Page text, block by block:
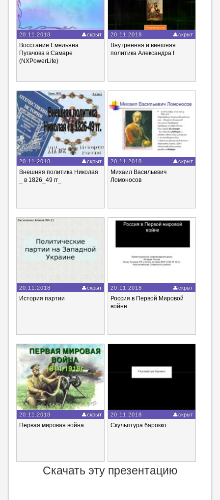
20.11.2018 скрыт
Восстание Емельяна
Пугачова в Самаре
(NXPowerLite)
20.11.2018 скрыт
Внутренняя и внешняя
политика Александра I
20.11.2018 скрыт
Внешняя политика Николая
_ в 1826_49 гг_
20.11.2018 скрыт
Михаил Васильевич
Ломоносов
20.11.2018 скрыт
История партии
20.11.2018 скрыт
Россия в Первой Мировой
войне
20.11.2018 скрыт
Первая мировая война
20.11.2018 скрыт
Скульптура барокко
Скачать эту презентацию